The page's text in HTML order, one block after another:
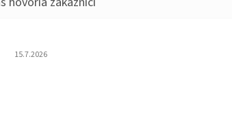
Hodnotenie obchodu je 5 z 5 hviezdičiek.
15.7.2026